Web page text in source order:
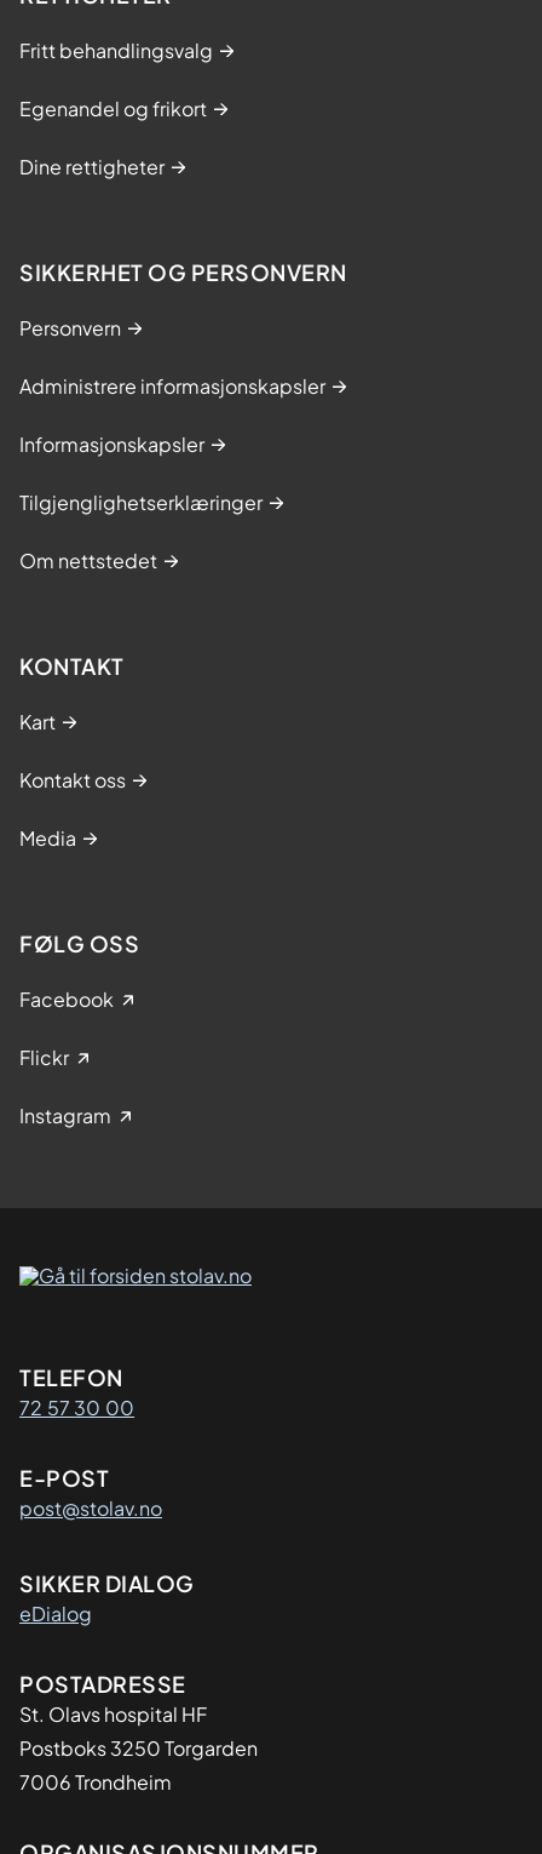
Fritt behandlingsvalg
Egenandel og frikort
Dine rettigheter
SIKKERHET OG PERSONVERN
Personvern
Administrere informasjonskapsler
Informasjonskapsler
Tilgjenglighetserklæringer
Om nettstedet
KONTAKT
Kart
Kontakt oss
Media
FØLG OSS
Facebook
Flickr
Instagram
Kontaktinformasjon
TELEFON
72 57 30 00
E-POST
post@stolav.no
SIKKER DIALOG
eDialog
Adresse
POSTADRESSE
St. Olavs hospital HF
Postboks 3250 Torgarden
7006 Trondheim